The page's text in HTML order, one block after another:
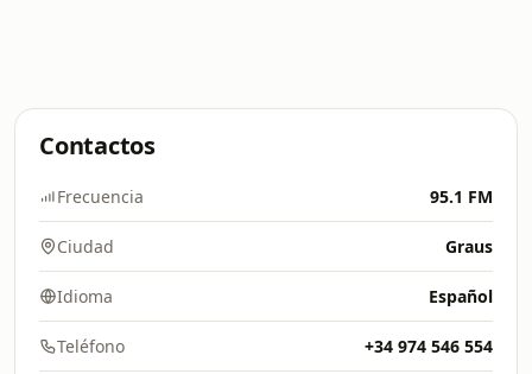
Contactos
Frecuencia 95.1 FM
Ciudad Graus
Idioma Español
Teléfono +34 974 546 554